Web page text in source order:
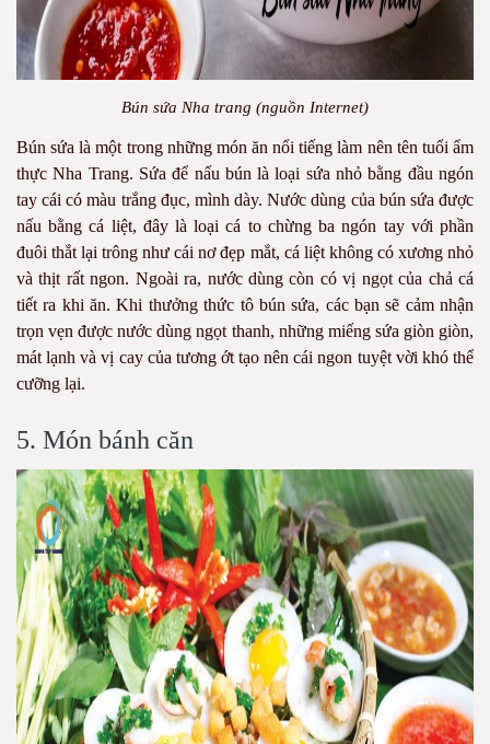
Bún sứa Nha trang (nguồn Internet)
Bún sứa là một trong những món ăn nổi tiếng làm nên tên tuổi ẩm
thực Nha Trang. Sứa để nấu bún là loại sứa nhỏ bằng đầu ngón
tay cái có màu trắng đục, mình dày. Nước dùng của bún sứa được
nấu bằng cá liệt, đây là loại cá to chừng ba ngón tay với phần
đuôi thắt lại trông như cái nơ đẹp mắt, cá liệt không có xương nhỏ
và thịt rất ngon. Ngoài ra, nước dùng còn có vị ngọt của chả cá
tiết ra khi ăn. Khi thưởng thức tô bún sứa, các bạn sẽ cảm nhận
trọn vẹn được nước dùng ngọt thanh, những miếng sứa giòn giòn,
mát lạnh và vị cay của tương ớt tạo nên cái ngon tuyệt vời khó thể
cưỡng lại.
5. Món bánh căn